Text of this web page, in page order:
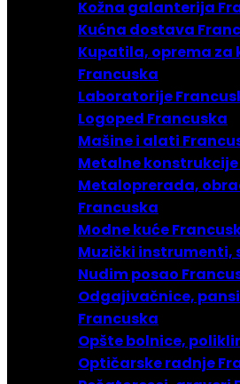
Kožna galanterija
Kućna dostava
Kupatila, oprema
Francuska
Laboratorije
Logoped Francuska
Mašine i alati
Metalne
Metaloprerada,
Francuska
Modne kuće
Muzički instrumenti,
Nudim posao
Odgajivačnice,
Francuska
Opšte bolnice,
Optičarske radnje